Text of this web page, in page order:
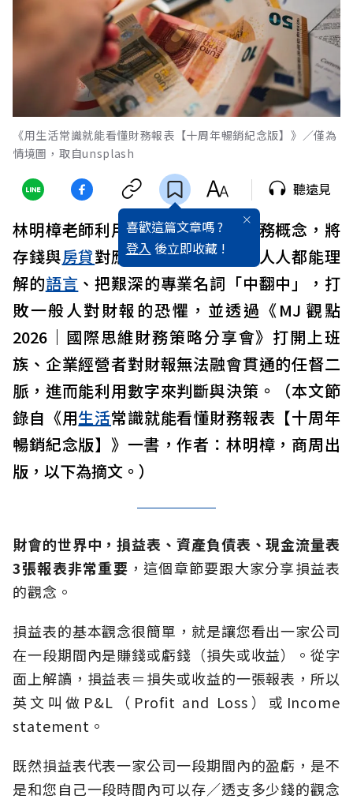
《用生活常識就能看懂財務報表【十周年暢銷紀念版】》／僅為
情境圖，取自unsplash
喜歡這篇文章嗎 ?
登入 後立即收藏 !
聽遠見
林明樟老師利用日常情境來解釋財務概念，將
存錢與房貸對應到損益表，轉換成人人都能理
解的語言 、把艱深的專業名詞「中翻中」，打
敗一般人對財報的恐懼，並透過《MJ 觀點
2026｜國際思維財務策略分享會》打開上班
族、企業經營者對財報無法融會貫通的任督二
脈，進而能利用數字來判斷與決策。（本文節
錄自《用生活常識就能看懂財務報表【十周年
暢銷紀念版】》一書，作者：林明樟，商周出
版，以下為摘文。）
財會的世界中，損益表、資產負債表、現金流量表
3張報表非常重要 ，這個章節要跟大家分享損益表
的觀念。
損益表的基本觀念很簡單，就是讓您看出一家公司
在一段期間內是賺錢或虧錢（損失或收益）。從字
面上解讀，損益表＝損失或收益的一張報表，所以
英文叫做P&L（Profit and Loss）或Income
statement。
既然損益表代表一家公司一段期間內的盈虧，是不
是和您自己一段時間內可以存／透支多少錢的觀念